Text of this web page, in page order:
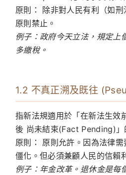
原則：
除非對人民有利（如刑
原則禁止。
例子：政府今天立法，規定上
多繳稅。
1.2 不真正溯及既往
指新法規適用於「在新法生效
後 尚未結束(Fact Pending)」
原則：
原則允許。因為法律
僵化。但必須兼顧人民的信賴
例子：年金改革。退休金是每